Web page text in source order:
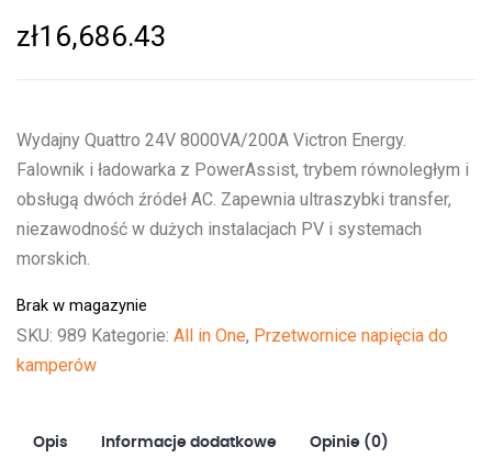
zł16,686.43
Wydajny Quattro 24V 8000VA/200A Victron Energy.
Falownik i ładowarka z PowerAssist, trybem równoległym i
obsługą dwóch źródeł AC. Zapewnia ultraszybki transfer,
niezawodność w dużych instalacjach PV i systemach
morskich.
Brak w magazynie
SKU: 989 Kategorie: All in One, Przetwornice napięcia do
kamperów
Opis Informacje dodatkowe Opinie (0)